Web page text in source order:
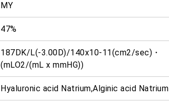
MY
47%
187DK/L(-3.00D)/140x10-11(cm2/sec)・
(mLO2/(mL x mmHG))
Hyaluronic acid Natrium,Alginic acid Natrium